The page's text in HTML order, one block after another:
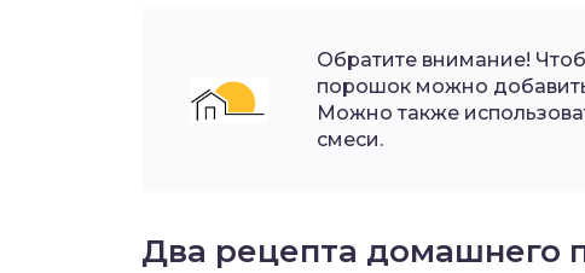
Обратите внимание!
порошок можно
Можно также
смеси.
Два рецепта домашнего